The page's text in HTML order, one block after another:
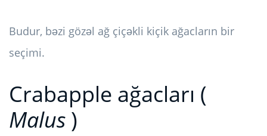
Budur, bəzi gözəl ağ çiçəkli kiçik ağacların bir
seçimi.
Crabapple ağacları (
Malus )